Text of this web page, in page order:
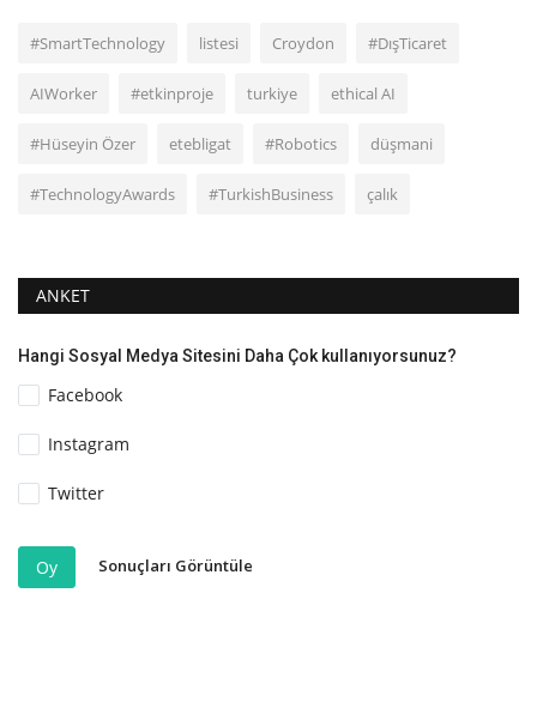
#SmartTechnology listesi Croydon #DışTicaret
AIWorker #etkinproje turkiye ethical AI
#Hüseyin Özer etebligat #Robotics düşmani
#TechnologyAwards #TurkishBusiness çalık
ANKET
Hangi Sosyal Medya Sitesini Daha Çok kullanıyorsunuz?
Facebook
Instagram
Twitter
Oy Sonuçları Görüntüle